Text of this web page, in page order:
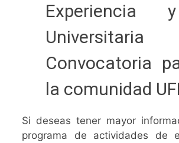
Experiencia
Universitaria
Convocatoria
la comunidad
Si deseas tener mayor
programa de actividades de